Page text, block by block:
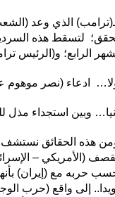
الذي وعد
لتسقط هذه
الرابع؛ و(الرئيس
ادعاء (نصر موهوم
وبين استجداء مذل
هذه الحقائق نستشف
(الأمريكي –
حربه مع (إيران)
إلى واقع (حرب